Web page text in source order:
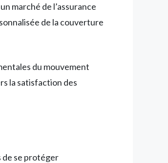
marché de l’assurance
de la couverture
du mouvement
la satisfaction des
de se protéger